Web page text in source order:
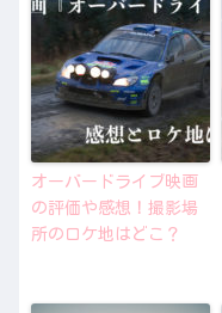
オーバードライブ映画
の評価や感想！撮影場
所のロケ地はどこ？